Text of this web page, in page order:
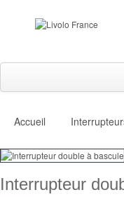
Interrupteurs
Variateurs
Va et Vients
Accueil
Interrupteur